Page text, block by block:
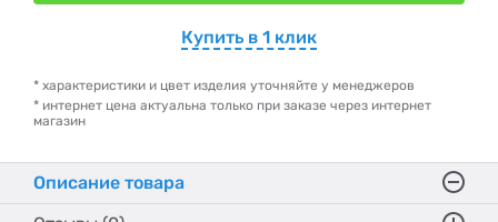
Купить в 1 клик
* характеристики и цвет изделия уточняйте у менеджеров
* интернет цена актуальна только при заказе через интернет
магазин
Описание товара